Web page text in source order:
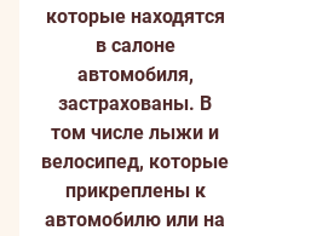
которые находятся
в салоне
автомобиля,
застрахованы. В
том числе лыжи и
велосипед, которые
прикреплены к
автомобилю или на